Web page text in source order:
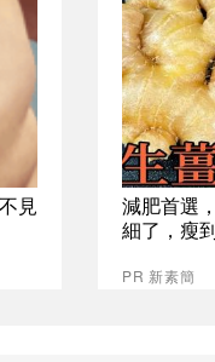
見
減肥首選
細了，瘦
PR 新素簡